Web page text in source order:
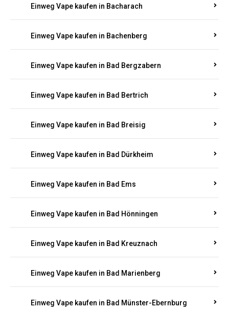
Einweg Vape kaufen in Bacharach
Einweg Vape kaufen in Bachenberg
Einweg Vape kaufen in Bad Bergzabern
Einweg Vape kaufen in Bad Bertrich
Einweg Vape kaufen in Bad Breisig
Einweg Vape kaufen in Bad Dürkheim
Einweg Vape kaufen in Bad Ems
Einweg Vape kaufen in Bad Hönningen
Einweg Vape kaufen in Bad Kreuznach
Einweg Vape kaufen in Bad Marienberg
Einweg Vape kaufen in Bad Münster-Ebernburg